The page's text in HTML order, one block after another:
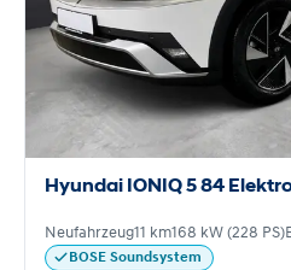
Hyundai IONIQ 5 84
Neufahrzeug11 km168 kW (228 PS)
BOSE Soundsystem